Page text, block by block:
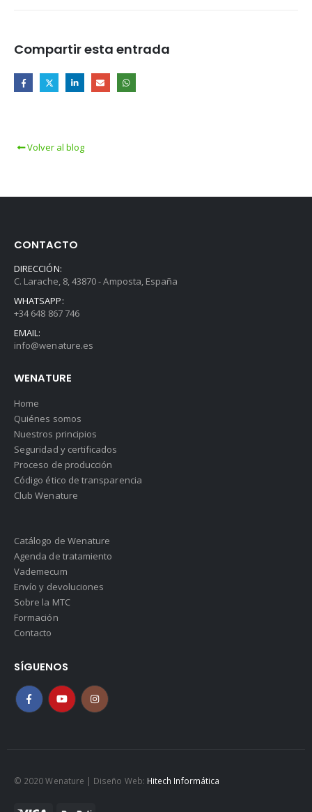
Compartir esta entrada
Volver al blog
CONTACTO
DIRECCIÓN:
C. Larache, 8, 43870 - Amposta, España
WHATSAPP:
+34 648 867 746
EMAIL:
info@wenature.es
WENATURE
Home
Quiénes somos
Nuestros principios
Seguridad y certificados
Proceso de producción
Código ético de transparencia
Club Wenature
Catálogo de Wenature
Agenda de tratamiento
Vademecum
Envío y devoluciones
Sobre la MTC
Formación
Contacto
SÍGUENOS
© 2020 Wenature | Diseño Web: Hitech Informática